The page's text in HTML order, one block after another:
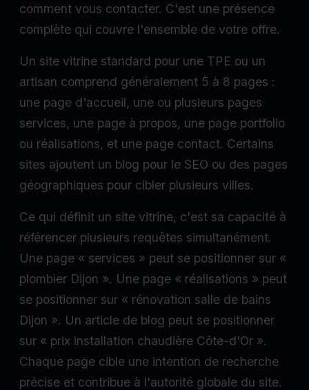
comment vous contacter. C'est une présence
complète qui couvre l'ensemble de votre offre.
Un site vitrine standard pour une TPE ou un
artisan comprend généralement 5 à 8 pages :
une page d'accueil, une ou plusieurs pages
services, une page à propos, une page portfolio
ou réalisations, et une page contact. Certains
sites ajoutent un blog pour le SEO ou des pages
géographiques pour cibler plusieurs villes.
Ce qui définit un site vitrine, c'est sa capacité à
référencer plusieurs requêtes simultanément.
Une page « services » peut se positionner sur «
plombier Dijon ». Une page « réalisations » peut
se positionner sur « rénovation salle de bains
Dijon ». Un article de blog peut se positionner
sur « prix installation chaudière Côte-d'Or ».
Chaque page cible une intention de recherche
précise et contribue à l'autorité globale du site.